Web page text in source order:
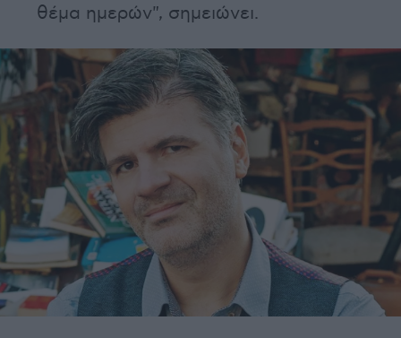
θέμα ημερών", σημειώνει.